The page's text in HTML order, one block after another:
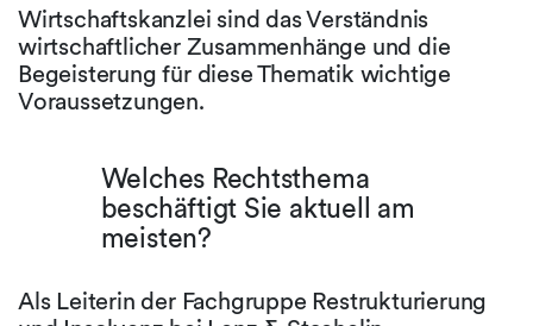
Wirtschaftskanzlei sind das Verständnis
wirtschaftlicher Zusammenhänge und die
Begeisterung für diese Thematik wichtige
Voraussetzungen.
Welches Rechtsthema
beschäftigt Sie aktuell am
meisten?
Als Leiterin der Fachgruppe Restrukturierung